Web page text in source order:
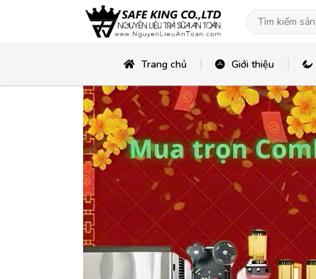
Trang chủ Giới thiệu